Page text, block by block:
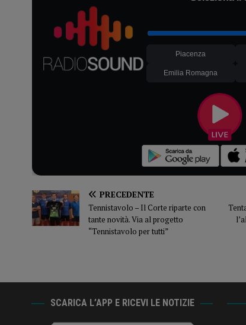
Piacenza
Emilia Romagna
PRECEDENTE
Tennistavolo – Il Corte riparte con
tante novità. Via al progetto
“Tennistavolo per tutti”
SCARICA L’APP E RICEVI LE NOTIZIE